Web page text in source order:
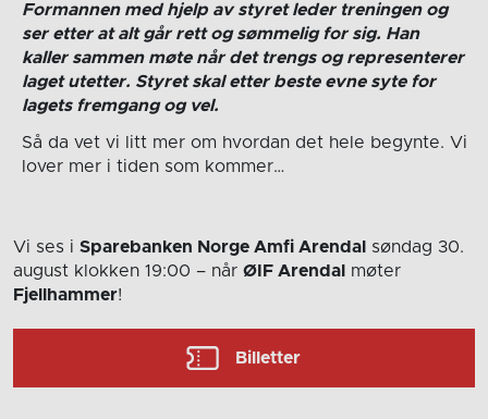
Formannen med hjelp av styret leder treningen og
ser etter at alt går rett og sømmelig for sig. Han
kaller sammen møte når det trengs og representerer
laget utetter. Styret skal etter beste evne syte for
lagets fremgang og vel.
Så da vet vi litt mer om hvordan det hele begynte. Vi
lover mer i tiden som kommer…
Vi ses i Sparebanken Norge Amfi Arendal
søndag 30.
august klokken 19:00 – når ØIF Arendal
møter
Fjellhammer!
Billetter